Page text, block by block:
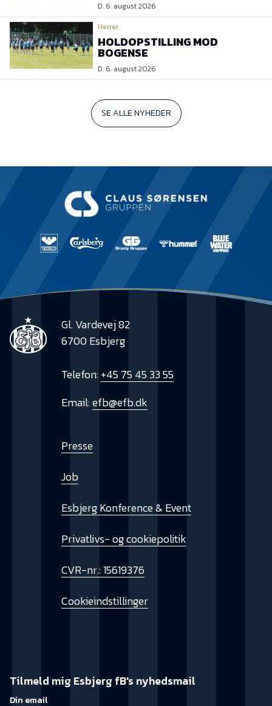
D. 6. august 2026
Herrer
HOLDOPSTILLING MOD
BOGENSE
D. 6. august 2026
SE ALLE NYHEDER
Gl. Vardevej 82
6700 Esbjerg
Telefon:+45 75 45 33 55
Email:efb@efb.dk
Presse
Job
Esbjerg Konference & Event
Privatlivs- og cookiepolitik
CVR-nr.: 15619376
Cookieindstillinger
Tilmeld mig Esbjerg fB's nyhedsmail
Din email